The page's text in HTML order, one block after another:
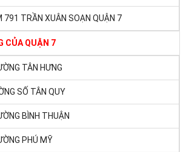
791 TRẦN XUÂN SOẠN QUẬN 7
CỦA QUẬN 7
TÂN HƯNG
SỐ TÂN QUY
BÌNH THUẬN
PHÚ MỸ